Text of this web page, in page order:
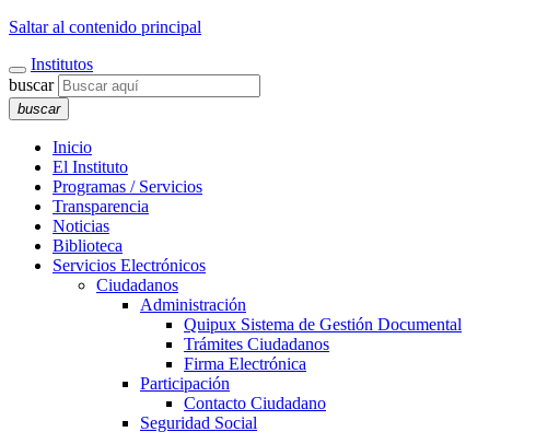
Saltar al contenido principal
Institutos
buscar
buscar
Inicio
El Instituto
Programas / Servicios
Transparencia
Noticias
Biblioteca
Servicios Electrónicos
Ciudadanos
Administración
Quipux Sistema de Gestión Documental
Trámites Ciudadanos
Firma Electrónica
Participación
Contacto Ciudadano
Seguridad Social